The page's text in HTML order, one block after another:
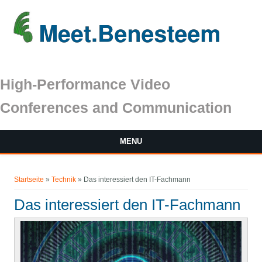
High-Performance Video
Conferences and Communication
MENU
Startseite »Technik » Das interessiert den IT-Fachmann
Das interessiert den IT-Fachmann